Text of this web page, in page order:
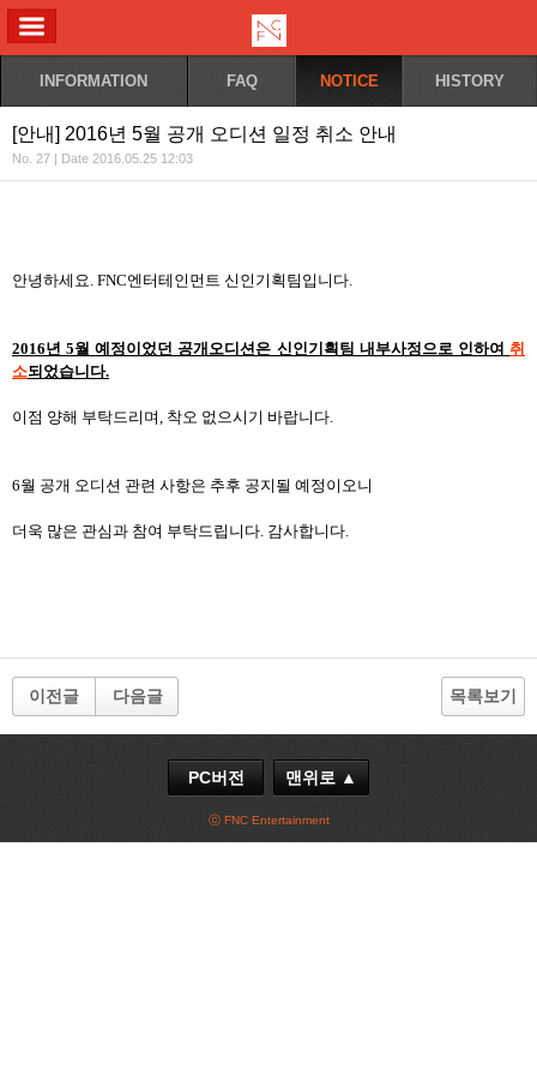
INFORMATION FAQ NOTICE HISTORY
[안내] 2016년 5월 공개 오디션 일정 취소 안내
No. 27 | Date 2016.05.25 12:03
안녕하세요. FNC엔터테인먼트 신인기획팀입니다.
2016년 5월 예정이었던 공개오디션은 신인기획팀 내부사정으로 인하여 취
소되었습니다.
이점 양해 부탁드리며, 착오 없으시기 바랍니다.
6월 공개 오디션 관련 사항은 추후 공지될 예정이오니
더욱 많은 관심과 참여 부탁드립니다. 감사합니다.
이전글 다음글 목록보기
PC버전 맨위로 ▲
ⓒ FNC Entertainment